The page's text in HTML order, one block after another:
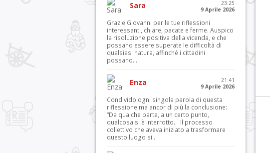
Sara
23:25
9 Aprile 2026
Grazie Giovanni per le tue riflessioni
interessanti, chiare, pacate e ferme. Auspico
la risoluzione positiva della vicenda, e che
possano essere superate le difficoltà di
qualsiasi natura, affinché i cittadini
possano...
Enza
21:41
9 Aprile 2026
Condivido ogni singola parola di questa
riflessione ma ancor di più la conclusione:
“Da qualche parte, a un certo punto,
qualcosa si è interrotto. Il processo
collettivo che aveva iniziato a trasformare
questo luogo si...